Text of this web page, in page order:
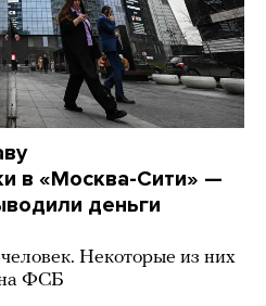
в «Москва-Сити» —
деньги
Некоторые из них
на ФСБ